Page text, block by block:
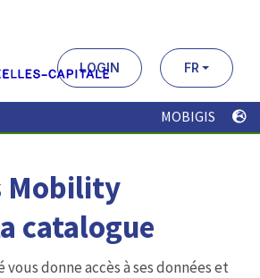
LOGIN FR
MOBIGIS
Mobility
catalogue
donne accès à ses données et